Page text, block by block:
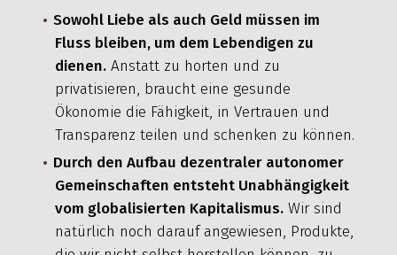
Sowohl Liebe als auch Geld müssen im
Fluss bleiben, um dem Lebendigen zu
dienen.Anstatt zu horten und zu
privatisieren, braucht eine gesunde
Ökonomie die Fähigkeit, in Vertrauen und
Transparenz teilen und schenken zu können.
Durch den Aufbau dezentraler autonomer
Gemeinschaften entsteht Unabhängigkeit
vom globalisierten Kapitalismus.Wir sind
natürlich noch darauf angewiesen, Produkte,